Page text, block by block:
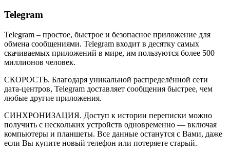
Telegram
Telegram – простое, быстрое и безопасное приложение для
обмена сообщениями. Telegram входит в десятку самых
скачиваемых приложений в мире, им пользуются более 500
миллионов человек.
СКОРОСТЬ. Благодаря уникальной распределённой сети
дата-центров, Telegram доставляет сообщения быстрее, чем
любые другие приложения.
СИНХРОНИЗАЦИЯ. Доступ к истории переписки можно
получить с нескольких устройств одновременно — включая
компьютеры и планшеты. Все данные останутся с Вами, даже
если Вы купите новый телефон или потеряете старый.